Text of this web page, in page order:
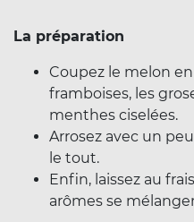
La préparation
Coupez le melon
framboises, les
menthes ciselées.
Arrosez avec un
le tout.
Enfin, laissez au
arômes se